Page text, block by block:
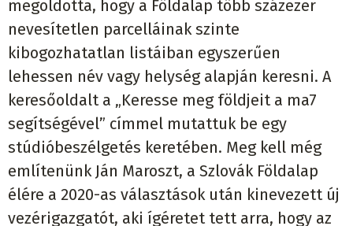
megoldotta, hogy a Földalap több százezer
nevesítetlen parcelláinak szinte
kibogozhatatlan listáiban egyszerűen
lehessen név vagy helység alapján keresni. A
keresőoldalt a „Keresse meg földjeit a ma7
segítségével” címmel mutattuk be egy
stúdióbeszélgetés keretében. Meg kell még
említenünk Ján Maroszt, a Szlovák Földalap
élére a 2020-as választások után kinevezett új
vezérigazgatót, aki ígéretet tett arra, hogy az